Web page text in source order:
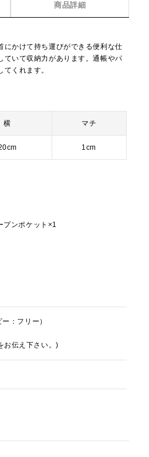
商品詳細
にかけて持ち運びができる便利な仕
ていて収納力があります。通帳やパ
くれます。
横 マチ
1cm
ンポケット×1
：フリー）
お伝え下さい。)